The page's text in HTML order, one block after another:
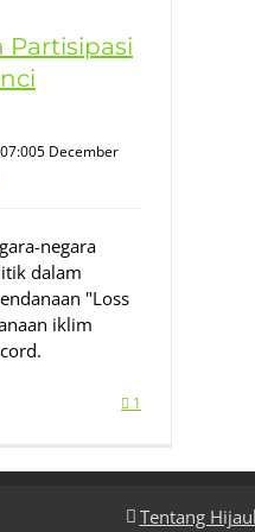
Partisipasi
5 December
negara
dalam
"Loss
iklim
1
Tentang